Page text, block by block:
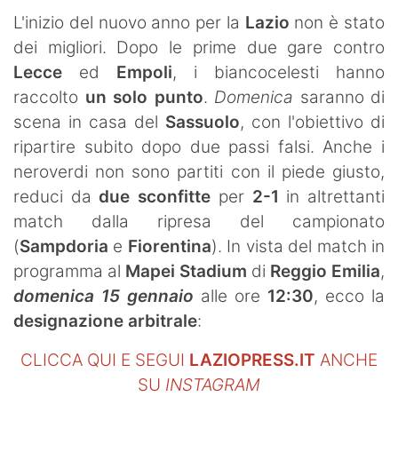
Vela
SHOP LAZIO
Contatti
L'inizio del nuovo anno per la Lazio non è stato
dei migliori. Dopo le prime due gare contro
Lecce ed Empoli, i biancocelesti hanno
raccolto un solo punto. Domenica saranno di
scena in casa del Sassuolo, con l'obiettivo di
ripartire subito dopo due passi falsi. Anche i
neroverdi non sono partiti con il piede giusto,
reduci da due sconfitte per 2-1 in altrettanti
match dalla ripresa del campionato
(Sampdoria e Fiorentina). In vista del match in
programma al Mapei Stadium di Reggio Emilia,
domenica 15 gennaio alle ore 12:30, ecco la
designazione arbitrale:
CLICCA QUI E SEGUI LAZIOPRESS.IT ANCHE
SU INSTAGRAM